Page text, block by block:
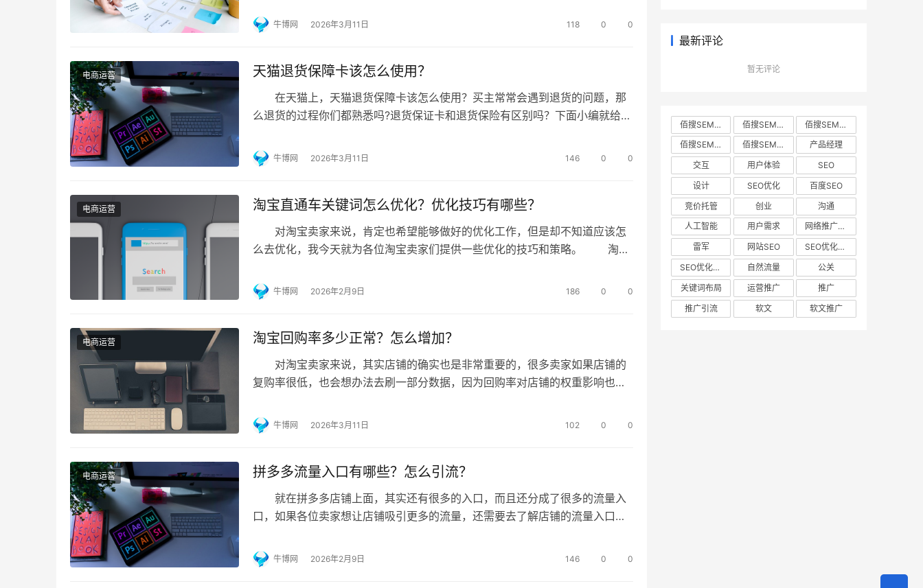
可以从以下内容找答案哦。 是什么意思? 协议主体变更是基于新老主
体(以下称老主体为申请方，新主体为接收方)双方就经营主体变更达成的共
牛博网 2026年3月11日 118 0 0
电商运营 天猫退货保障卡该怎么使用？
在天猫上，天猫退货保障卡该怎么使用？买主常常会遇到退货的问题，那
么退货的过程你们都熟悉吗?退货保证卡和退货保险有区别吗？下面小编就给大
T1-T4会员享有的特权。天猫对其退货保障卡规则作出了变更，原来的退货保
障卡加入会员后一次性发放，有效期至自然年底。 按照原来的规则，加入
牛博网 2026年3月11日 146 0 0
电商运营 淘宝直通车关键词怎么优化？优化技巧有哪些？
对淘宝卖家来说，肯定也希望能够做好的优化工作，但是却不知道应该怎
么去优化，我今天就为各位淘宝卖家们提供一些优化的技巧和策略。 淘宝
品的买家比较少，但是大部分看到的人还是对你的产品比较感兴趣的，这类词
就要加价来提高词的曝光量。展现不高但是转化率高的词也是同样的道理，证
牛博网 2026年2月9日 186 0 0
电商运营 淘宝回购率多少正常？怎么增加？
对淘宝卖家来说，其实店铺的确实也是非常重要的，很多卖家如果店铺的
复购率很低，也会想办法去刷一部分数据，因为回购率对店铺的权重影响也
价值是不正常的，因为在淘宝平台上销售的产品可以说是多种多样的，包括我
们日常生活中几乎所有种类的产品。在这些商品中，有些比较容易磨损，而有
牛博网 2026年3月11日 102 0 0
电商运营 拼多多流量入口有哪些？怎么引流？
就在拼多多店铺上面，其实还有很多的入口，而且还分成了很多的流量入
口，如果各位卖家想让店铺吸引更多的流量，还需要去了解店铺的流量入口有
程中影响店铺产品搜索流量的因素有很多，如：店铺销量、产品库存、关键词
和人群的精准度等。并且大家也都知道关键词权重越高，排名越靠前，拿到的
牛博网 2026年2月9日 146 0 0
最新评论
暂无评论
佰搜SEM • 2022年5月9日 下午6:03 • 电商运营 佰搜SEM • 2022年5月9日 下午6:02 • 电商运营
佰搜SEM • 2022年5月9日 下午6:04 • 电商运营
佰搜SEM • 2022年5月9日 下午6:01 • 电商运营
佰搜SEM • 2022年5月9日 下午6:00 • 电商运营
产品经理
交互
用户体验
SEO
设计
SEO优化
百度SEO
竞价托管
创业
沟通
人工智能
用户需求
网络推广营销
雷军
网站SEO
SEO优化步骤
SEO优化规划
自然流量
公关
关键词布局
运营推广
推广
推广引流
软文 软文推广